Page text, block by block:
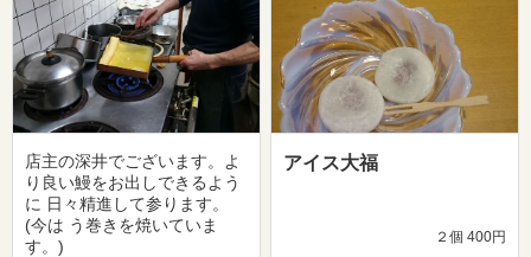
店主の深井でございます。よ
り良い鰻をお出しできるよう
に 日々精進して参ります。
(今は う巻きを焼いていま
す。)
アイス大福
２個 400円